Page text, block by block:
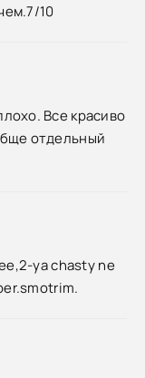
10
Все красиво
отдельный
ya chasty ne